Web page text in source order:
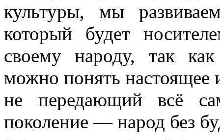
культуры, мы
который будет
своему народу, так
можно понять настоящее
не передающий всё
поколение — народ без